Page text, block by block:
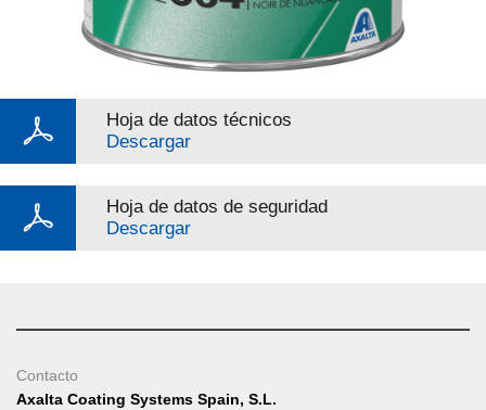
Hoja de datos técnicos
Descargar
Hoja de datos de seguridad
Descargar
Contacto
Axalta Coating Systems Spain, S.L.